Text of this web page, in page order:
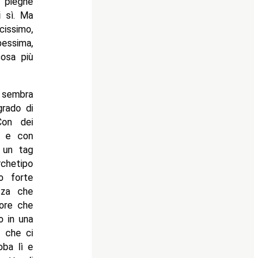
sì. Ma
più
di
dei
e con
un tag
forte
che
che
in una
che ci
lì e